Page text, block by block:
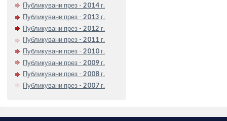
Публикувани през - 2014 г.
Публикувани през - 2013 г.
Публикувани през - 2012 г.
Публикувани през - 2011 г.
Публикувани през - 2010 г.
Публикувани през - 2009 г.
Публикувани през - 2008 г.
Публикувани през - 2007 г.